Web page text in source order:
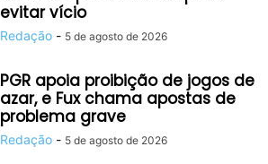
evitar vício
Redação - 5 de agosto de 2026
PGR apoia proibição de jogos de
azar, e Fux chama apostas de
problema grave
Redação - 5 de agosto de 2026